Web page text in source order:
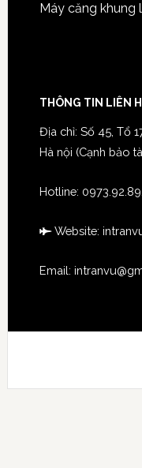
Máy căng khung
THÔNG TIN LIÊN
Địa chỉ: Số 45, Tổ
Hà nội (Cạnh bảo
Hotline:
Website:
Email: